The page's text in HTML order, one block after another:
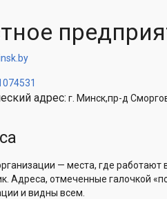
адрес: г. Минск,пр-д
— места, где
Адреса, отмеченные галочкой
и видны всем.